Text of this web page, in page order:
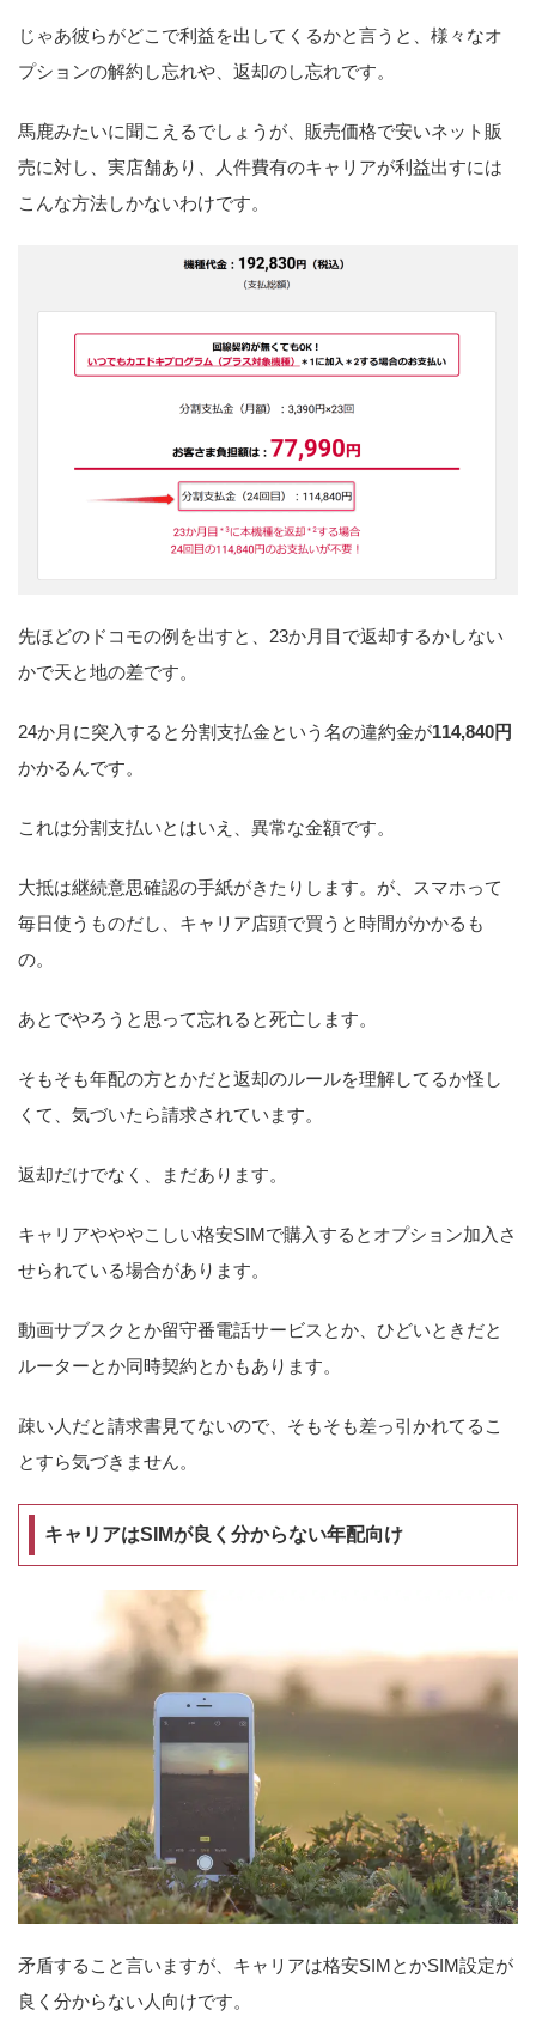
じゃあ彼らがどこで利益を出してくるかと言うと、様々なオ
プションの解約し忘れや、返却のし忘れです。
馬鹿みたいに聞こえるでしょうが、販売価格で安いネット販
売に対し、実店舗あり、人件費有のキャリアが利益出すには
こんな方法しかないわけです。
先ほどのドコモの例を出すと、23か月目で返却するかしない
かで天と地の差です。
24か月に突入すると分割支払金という名の違約金が114,840円
かかるんです。
これは分割支払いとはいえ、異常な金額です。
大抵は継続意思確認の手紙がきたりします。が、スマホって
毎日使うものだし、キャリア店頭で買うと時間がかかるも
の。
あとでやろうと思って忘れると死亡します。
そもそも年配の方とかだと返却のルールを理解してるか怪し
くて、気づいたら請求されています。
返却だけでなく、まだあります。
キャリアやややこしい格安SIMで購入するとオプション加入さ
せられている場合があります。
動画サブスクとか留守番電話サービスとか、ひどいときだと
ルーターとか同時契約とかもあります。
疎い人だと請求書見てないので、そもそも差っ引かれてるこ
とすら気づきません。
キャリアはSIMが良く分からない年配向け
矛盾すること言いますが、キャリアは格安SIMとかSIM設定が
良く分からない人向けです。